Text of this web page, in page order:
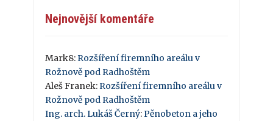
Nejnovější komentáře
Mark8: Rozšíření firemního areálu v
Rožnově pod Radhoštěm
Aleš Franek: Rozšíření firemního areálu v
Rožnově pod Radhoštěm
Ing. arch. Lukáš Černý: Pěnobeton a jeho